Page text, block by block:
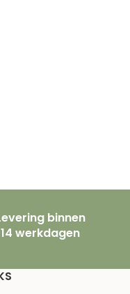
binnen
14 werkdagen